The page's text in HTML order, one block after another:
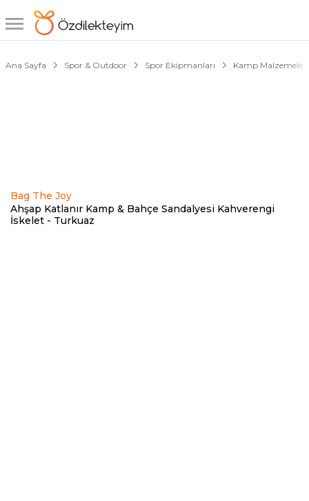
Ana Sayfa Spor & Outdoor Spor Ekipmanları Kamp Malzemeleri
Bag The Joy
Ahşap Katlanır Kamp & Bahçe Sandalyesi Kahverengi
İskelet - Turkuaz
1/4